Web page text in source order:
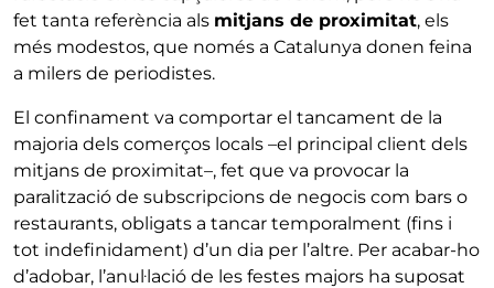
fet tanta referència als mitjans de proximitat, els
més modestos, que només a Catalunya donen feina
a milers de periodistes.
El confinament va comportar el tancament de la
majoria dels comerços locals –el principal client dels
mitjans de proximitat–, fet que va provocar la
paralització de subscripcions de negocis com bars o
restaurants, obligats a tancar temporalment (fins i
tot indefinidament) d’un dia per l’altre. Per acabar-ho
d’adobar, l’anul·lació de les festes majors ha suposat